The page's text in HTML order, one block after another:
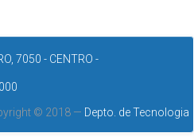
7050 - CENTRO -
© 2018 — Depto. de Tecnologia